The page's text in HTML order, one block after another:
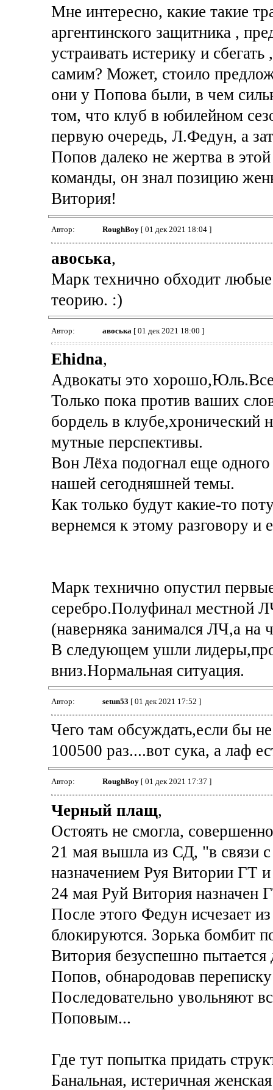
Мне интересно, какие такие
аргентинского защитника ,
устраивать истерику и
самим? Может, стоило
они у Попова были, в чем
том, что клуб в юбилейном
первую очередь, Л.Федун, а
Попов далеко не жертва в
команды, он знал позицию
Витория!
Автор: RoughBoy[ 01 дек 2021 18:04 ]
авоська,
Марк технично обходит
теорию. :)
Автор: авоська [ 01 дек 2021 18:00 ]
Ehidna,
Адвокаты это
Только пока против ваших
бордель в клубе,хронический
мутные перспективы.
Вон Лёха подогнал еще
нашей сегодняшней темы.
Как только будут какие-то
вернемся к этому разговору и
Марк технично опустил
серебро.Полуфинал местной
(наверняка занимался ЛЧ,а на
В следующем ушли
вниз.Нормальная ситуация.
Автор: setun53 [ 01 дек 2021 17:52 ]
Чего там обсуждать,если бы
100500 раз....вот сука, а лаф
Автор: RoughBoy[ 01 дек 2021 17:37 ]
Черный плащ,
Остоять не смогла,
21 мая вышла из СД, "в связи
назначением Руя Витории ГТ
24 мая Руй Витория назначен
После этого Федун исчезает
блокируются. Зорька бомбит
Витория безуспешно
Попов, обнародовав
Последовательно увольняют
Поповым...
Где тут попытка придать
Банальная, истеричная